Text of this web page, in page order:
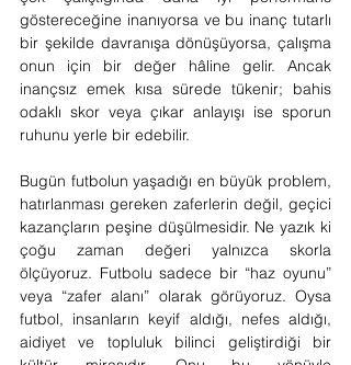
göstereceğine inanıyorsa ve bu inanç tutarlı
bir şekilde davranışa dönüşüyorsa, çalışma
onun için bir değer hâline gelir. Ancak
inançsız emek kısa sürede tükenir; bahis
odaklı skor veya çıkar anlayışı ise sporun
ruhunu yerle bir edebilir.
Bugün futbolun yaşadığı en büyük problem,
hatırlanması gereken zaferlerin değil, geçici
kazançların peşine düşülmesidir. Ne yazık ki
çoğu zaman değeri yalnızca skorla
ölçüyoruz. Futbolu sadece bir “haz oyunu”
veya “zafer alanı” olarak görüyoruz. Oysa
futbol, insanların keyif aldığı, nefes aldığı,
aidiyet ve topluluk bilinci geliştirdiği bir